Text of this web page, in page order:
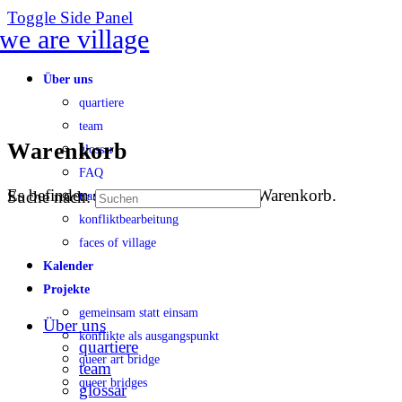
Toggle Side Panel
Über uns
quartiere
team
glossar
FAQ
transparenz
konfliktbearbeitung
faces of village
Kalender
Projekte
gemeinsam statt einsam
konflikte als ausgangspunkt
queer art bridge
queer bridges
Warenkorb
Es befinden sich keine Produkte im Warenkorb.
Suche nach:
Über uns
quartiere
team
glossar